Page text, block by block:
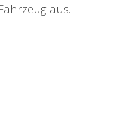
aus.